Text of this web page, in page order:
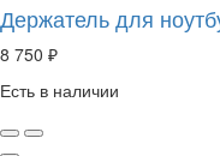
Держатель для
8 750 ₽
Есть в наличии